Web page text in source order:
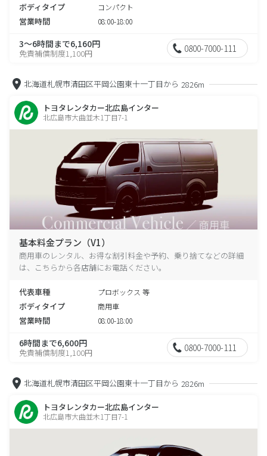
ボディタイプ コンパクト
営業時間 08:00-18:00
3～6時間まで6,160円
免責補償制度1,100円 0800-7000-111
北海道札幌市清田区平岡公園東十一丁目から 2826m
トヨタレンタカー北広島インター
北広島市大曲並木1丁目7-1
基本料金プラン（V1）
商用車のレンタル、お得な割引料金や予約、乗り捨てなどの詳細
は、こちらから各店舗にお電話ください。
代表車種 プロボックス 等
ボディタイプ 商用車
営業時間 08:00-18:00
6時間まで6,600円
免責補償制度1,100円 0800-7000-111
北海道札幌市清田区平岡公園東十一丁目から 2826m
トヨタレンタカー北広島インター
北広島市大曲並木1丁目7-1